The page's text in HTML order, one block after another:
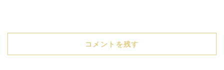
コメントを残す